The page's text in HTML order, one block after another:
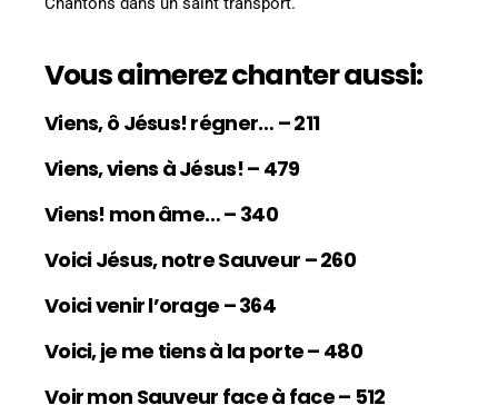
Vous aimerez chanter aussi:
Viens, ô Jésus! régner… – 211
Viens, viens à Jésus! – 479
Viens! mon âme… – 340
Voici Jésus, notre Sauveur – 260
Voici venir l’orage – 364
Voici, je me tiens à la porte – 480
Voir mon Sauveur face à face – 512